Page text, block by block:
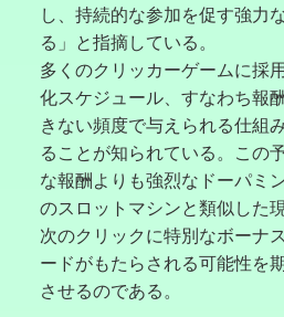
し、持続的な参加を促す強力
る」と指摘している。
多くのクリッカーゲームに採
化スケジュール、すなわち報
きない頻度で与えられる仕組
ることが知られている。この
な報酬よりも強烈なドーパミ
のスロットマシンと類似した
次のクリックに特別なボーナ
ードがもたらされる可能性を
させるのである。